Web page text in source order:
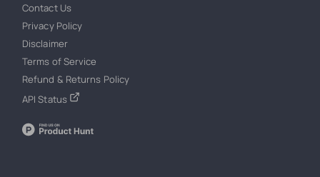
Contact Us
Privacy Policy
Disclaimer
Terms of Service
Refund & Returns Policy
API Status